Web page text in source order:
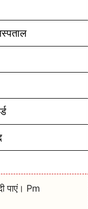
पाएं। Pm